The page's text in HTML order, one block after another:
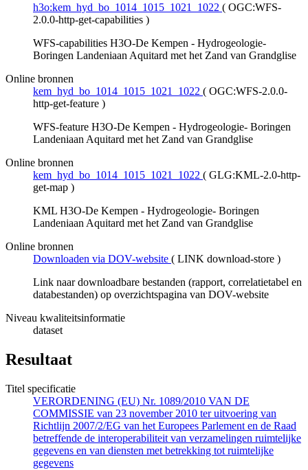
h3o:kem_hyd_bo_1014_1015_1021_1022 ( OGC:WFS-
2.0.0-http-get-capabilities )
WFS-capabilities H3O-De Kempen - Hydrogeologie-
Boringen Landeniaan Aquitard met het Zand van Grandglise
Online bronnen
kem_hyd_bo_1014_1015_1021_1022 ( OGC:WFS-2.0.0-
http-get-feature )
WFS-feature H3O-De Kempen - Hydrogeologie- Boringen
Landeniaan Aquitard met het Zand van Grandglise
Online bronnen
kem_hyd_bo_1014_1015_1021_1022 ( GLG:KML-2.0-http-
get-map )
KML H3O-De Kempen - Hydrogeologie- Boringen
Landeniaan Aquitard met het Zand van Grandglise
Online bronnen
Downloaden via DOV-website ( LINK download-store )
Link naar downloadbare bestanden (rapport, correlatietabel en
databestanden) op overzichtspagina van DOV-website
Niveau kwaliteitsinformatie
dataset
Resultaat
Titel specificatie
VERORDENING (EU) Nr. 1089/2010 VAN DE
COMMISSIE van 23 november 2010 ter uitvoering van
Richtlijn 2007/2/EG van het Europees Parlement en de Raad
betreffende de interoperabiliteit van verzamelingen ruimtelijke
gegevens en van diensten met betrekking tot ruimtelijke
gegevens